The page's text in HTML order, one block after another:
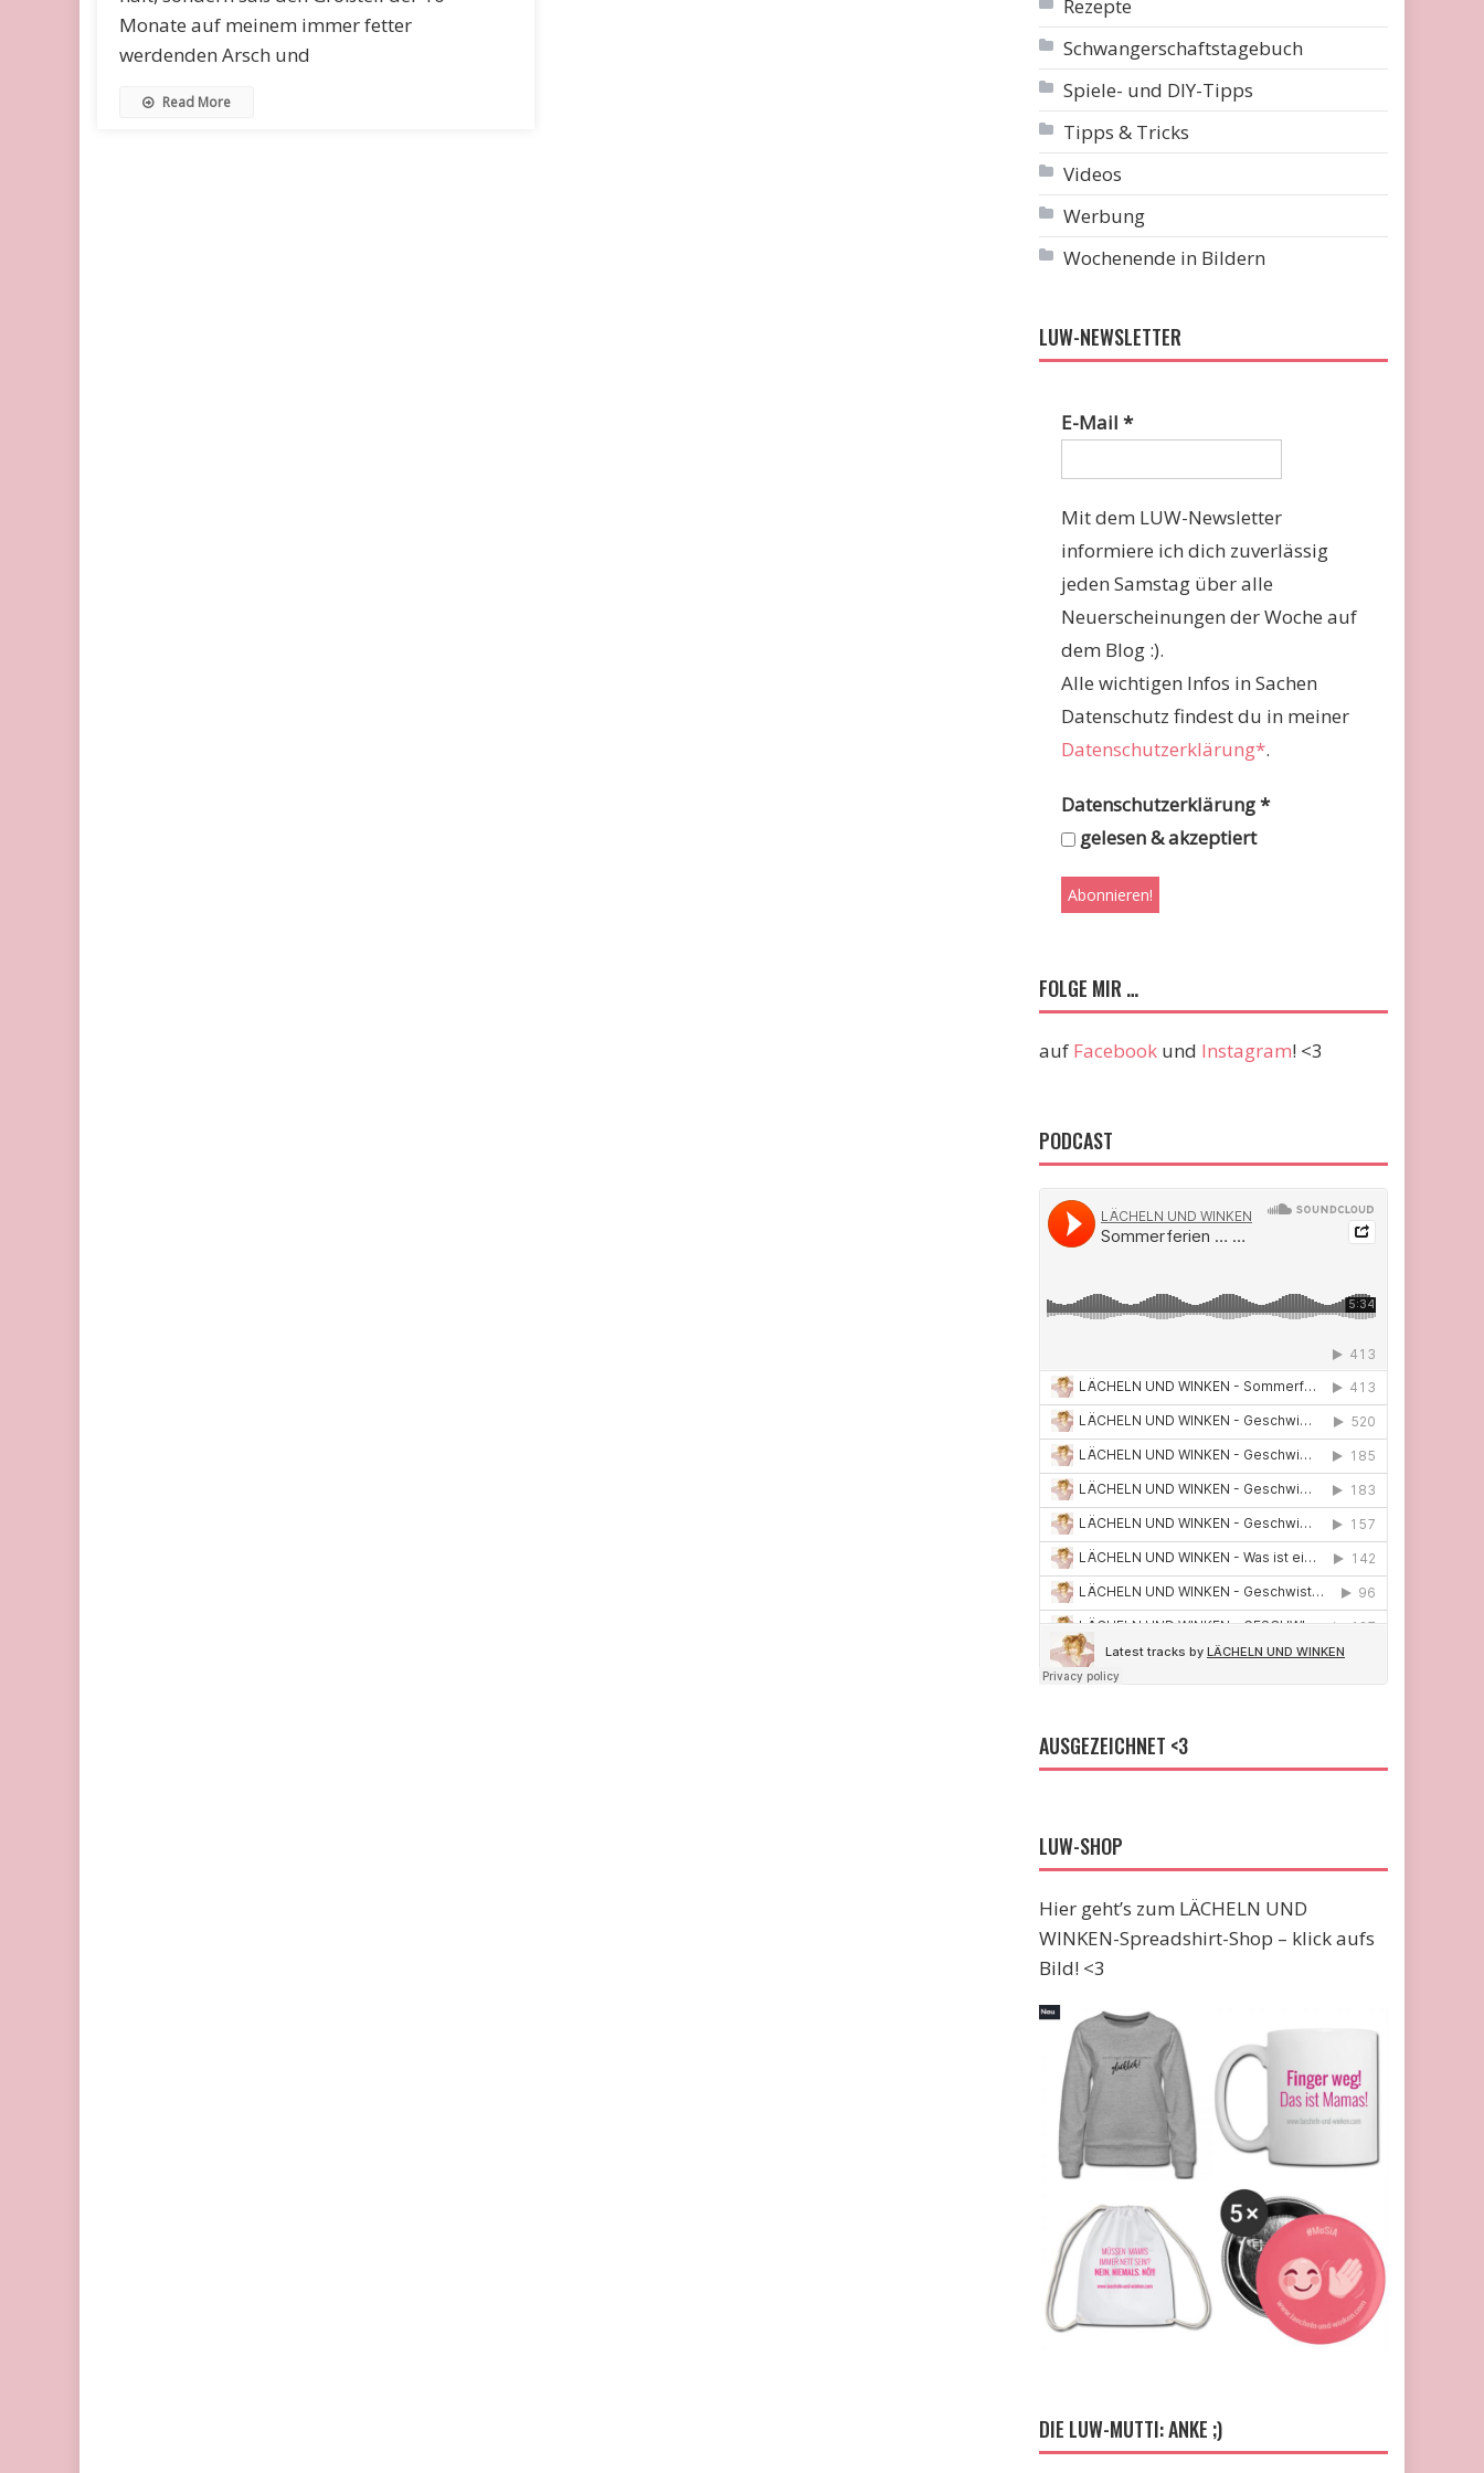
Monate auf meinem immer fetter
werdenden Arsch und
Read More
Rezepte
Schwangerschaftstagebuch
Spiele- und DIY-Tipps
Tipps & Tricks
Videos
Werbung
Wochenende in Bildern
LUW-NEWSLETTER
E-Mail*
Mit dem LUW-Newsletter
informiere ich dich zuverlässig
jeden Samstag über alle
Neuerscheinungen der Woche auf
dem Blog :).
Alle wichtigen Infos in Sachen
Datenschutz findest du in meiner
Datenschutzerklärung*.
Datenschutzerklärung*
gelesen & akzeptiert
FOLGE MIR …
auf Facebook und Instagram! <3
PODCAST
AUSGEZEICHNET <3
LUW-SHOP
Hier geht’s zum LÄCHELN UND
WINKEN-Spreadshirt-Shop – klick aufs
Bild! <3
DIE LUW-MUTTI: ANKE ;)